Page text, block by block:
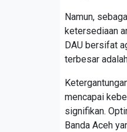
Namun,
ketersediaan
DAU bersifat
terbesar
mencapai
signifikan.
Banda Aceh